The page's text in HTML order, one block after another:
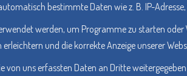
bestimmte Daten wie z. B. IP-
werden, um Programme zu starten
und die korrekte Anzeige unserer
von uns erfassten Daten an Dritte